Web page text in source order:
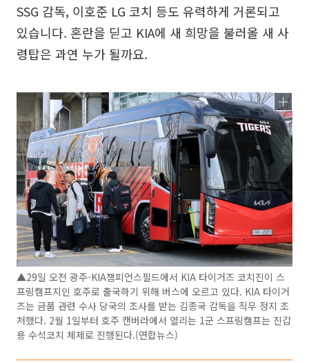
SSG 감독, 이호준 LG 코치 등도 유력하게 거론되고
있습니다. 혼란을 딛고 KIA에 새 희망을 불러올 새 사
령탑은 과연 누가 될까요.
▲29일 오전 광주-KIA챔피언스필드에서 KIA 타이거즈 코치진이 스
프링캠프지인 호주로 출국하기 위해 버스에 오르고 있다. KIA 타이거
즈는 금품 관련 수사 당국의 조사를 받는 김종국 감독을 직무 정지 조
처했다. 2월 1일부터 호주 캔버라에서 열리는 1군 스프링캠프는 진갑
용 수석코치 체제로 진행된다.(연합뉴스)